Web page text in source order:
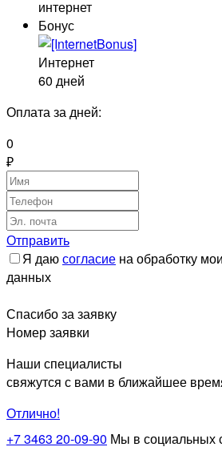
интернет
Бонус
Интернет
60 дней
Оплата задней:
0
₽
Отправить
Я даюсогласие на обработку
данных
Спасибо за заявку
Номер заявки
Наши специалисты
свяжутся с вами в ближайшее
Отлично!
+7 3463 20-09-90 Мы в социальных